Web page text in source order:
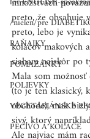
/nielen/pre
RAŇAJKY
POMAZÁNKY
POLIEVKY
VEGETARIÁNSKE
PEČIVO A KOLÁČE
preto, že obsahuje
preto, lebo je
koláčov makových
siaham najskôr po
Mala som
(to je ten klasický,
obchode), mak
sivý, ktorý